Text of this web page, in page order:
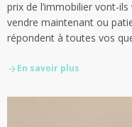
prix de l’immobilier vont-
vendre maintenant ou
répondent à toutes vos
En savoir plus